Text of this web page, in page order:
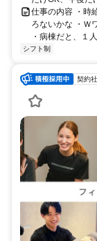
仕事の内容 ・時
ろないかな ・Ｗ
・病棟だと、１
シフト制
契約